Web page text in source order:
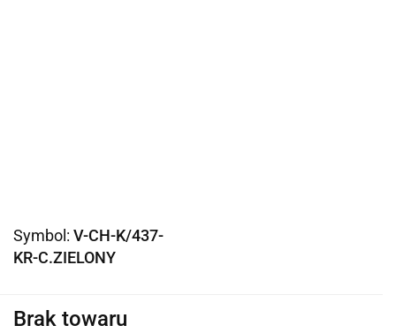
Symbol: V-CH-K/437-
KR-C.ZIELONY
Brak towaru